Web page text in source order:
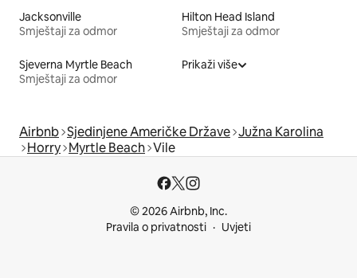
Jacksonville
Smještaji za odmor
Hilton Head Island
Smještaji za odmor
Sjeverna Myrtle Beach
Smještaji za odmor
Prikaži više
Airbnb Sjedinjene Američke Države Južna Karolina
Horry Myrtle Beach Vile
© 2026 Airbnb, Inc.
Pravila o privatnosti
Uvjeti